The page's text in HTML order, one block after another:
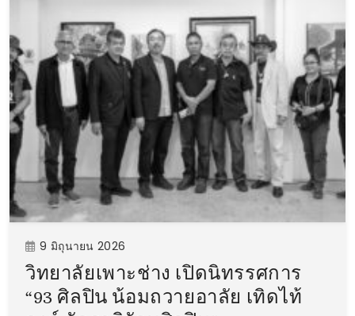
9 มิถุนายน 2026
วิทยาลัยเพาะช่าง เปิดนิทรรศการ
“93 ศิลปิน น้อมถวายอาลัย เทิดไท้